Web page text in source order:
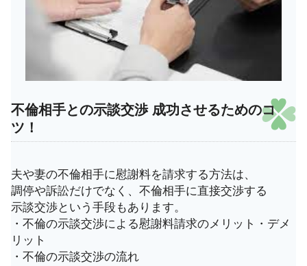
不倫相手との示談交渉 成功させるためのコ
ツ！
夫や妻の不倫相手に慰謝料を請求する方法は、
調停や訴訟だけでなく、不倫相手に直接交渉する
示談交渉という手段もあります。
・不倫の示談交渉による慰謝料請求のメリット・デメ
リット
・不倫の示談交渉の流れ